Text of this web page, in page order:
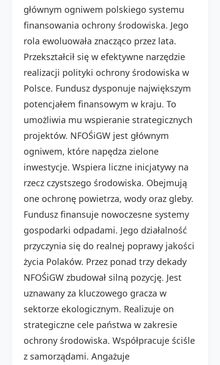
głównym ogniwem polskiego systemu
finansowania ochrony środowiska. Jego
rola ewoluowała znacząco przez lata.
Przekształcił się w efektywne narzędzie
realizacji polityki ochrony środowiska w
Polsce. Fundusz dysponuje największym
potencjałem finansowym w kraju. To
umożliwia mu wspieranie strategicznych
projektów. NFOŚiGW jest głównym
ogniwem, które napędza zielone
inwestycje. Wspiera liczne inicjatywy na
rzecz czystszego środowiska. Obejmują
one ochronę powietrza, wody oraz gleby.
Fundusz finansuje nowoczesne systemy
gospodarki odpadami. Jego działalność
przyczynia się do realnej poprawy jakości
życia Polaków. Przez ponad trzy dekady
NFOŚiGW zbudował silną pozycję. Jest
uznawany za kluczowego gracza w
sektorze ekologicznym. Realizuje on
strategiczne cele państwa w zakresie
ochrony środowiska. Współpracuje ściśle
z samorządami. Angażuje